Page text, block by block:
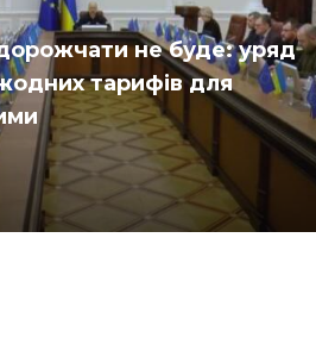
не буде: уряд
тарифів для